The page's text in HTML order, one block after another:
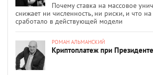
Почему ставка на массовое
снижает ни численность, ни риски, и что
сработало в действующей модели
РОМАН АЛЬМАНСКИЙ
Криптоплатеж при Президенте